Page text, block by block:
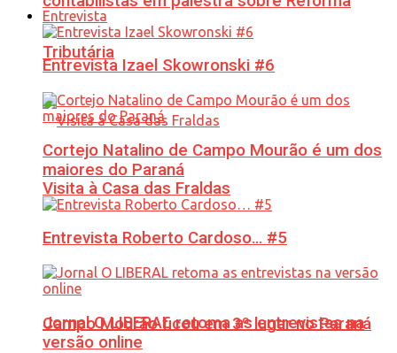
Tributária
Visita à Casa das Fraldas
Campo Mourão ficou em 3º lugar no Paraná
Entrevista
Entrevista Izael Skowronski #6
Cortejo Natalino de Campo Mourão é um dos
maiores do Paraná
Entrevista Roberto Cardoso… #5
Jornal O LIBERAL retoma as entrevistas na
versão online